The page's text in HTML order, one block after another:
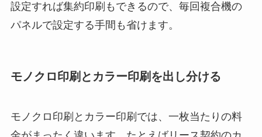
設定すれば集約印刷もできるので、毎回複合機の
パネルで設定する手間も省けます。
モノクロ印刷とカラー印刷を出し分ける
モノクロ印刷とカラー印刷では、一枚当たりの料